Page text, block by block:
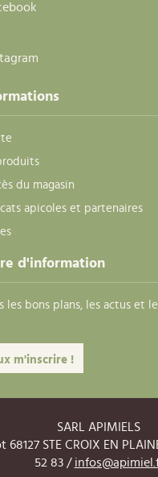
du magasin
apicoles et partenaires
d'information
les bons plans, les actus et
m'inscrire !
SARL APIMIELS
68127 STE CROIX EN
52 83 /